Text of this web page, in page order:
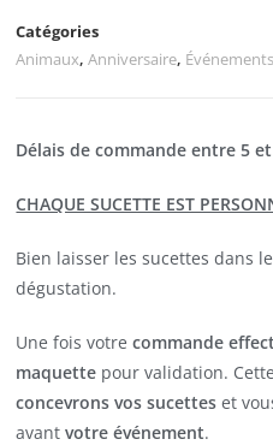
Catégories
Animaux,Anniversaire, Événements
Délais de commande entre 5
CHAQUE SUCETTE EST
Bien laisser les sucettes dans
dégustation.
Une fois votrecommande
maquette pour validation.
concevrons vos sucettes et
avantvotre événement.